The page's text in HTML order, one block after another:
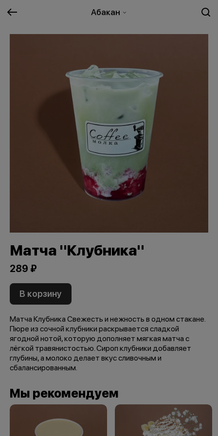
Абакан
Матча "Клубника"
289 ₽
В корзину
Матча Клубника Свежесть и нежность в одном стакане.
Пюре из сочной клубники раскрывается сладкой
ягодной нотой, которую дополняет мягкая матча с
лёгкой травянистостью. Сироп клубники добавляет
глубины, а молоко делает вкус сливочным и
сбалансированным.
Мы рекомендуем